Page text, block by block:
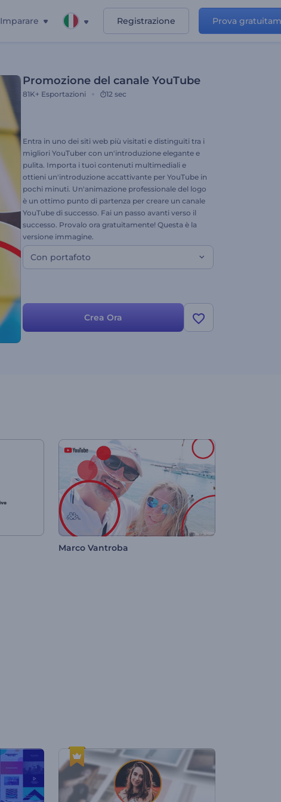
Imparare Registrazione Prova
Promozione del canale YouTube
81K+ Esportazioni 12 sec
Entra in uno dei siti web più visitati e distinguiti tra i
migliori YouTuber con un'introduzione elegante e
pulita. Importa i tuoi contenuti multimediali e
ottieni un'introduzione accattivante per YouTube in
pochi minuti. Un'animazione professionale del logo
è un ottimo punto di partenza per creare un canale
YouTube di successo. Fai un passo avanti verso il
successo. Provalo ora gratuitamente! Questa è la
versione immagine.
Con portafoto
Crea Ora
Marco Vantroba